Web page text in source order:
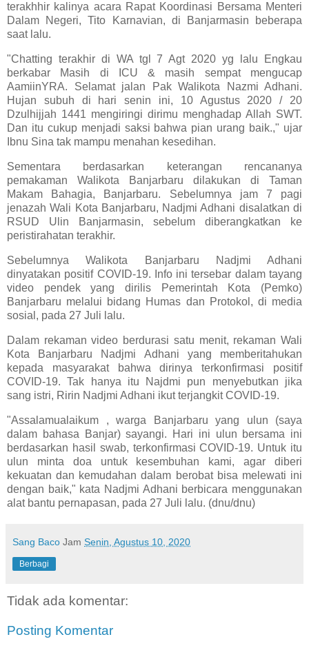
terakhhir kalinya acara Rapat Koordinasi Bersama Menteri
Dalam Negeri, Tito Karnavian, di Banjarmasin beberapa
saat lalu.
"Chatting terakhir di WA tgl 7 Agt 2020 yg lalu Engkau
berkabar Masih di ICU & masih sempat mengucap
AamiinYRA. Selamat jalan Pak Walikota Nazmi Adhani.
Hujan subuh di hari senin ini, 10 Agustus 2020 / 20
Dzulhijjah 1441 mengiringi dirimu menghadap Allah SWT.
Dan itu cukup menjadi saksi bahwa pian urang baik.," ujar
Ibnu Sina tak mampu menahan kesedihan.
Sementara berdasarkan keterangan rencananya
pemakaman Walikota Banjarbaru dilakukan di Taman
Makam Bahagia, Banjarbaru. Sebelumnya jam 7 pagi
jenazah Wali Kota Banjarbaru, Nadjmi Adhani disalatkan di
RSUD Ulin Banjarmasin, sebelum diberangkatkan ke
peristirahatan terakhir.
Sebelumnya Walikota Banjarbaru Nadjmi Adhani
dinyatakan positif COVID-19. Info ini tersebar dalam tayang
video pendek yang dirilis Pemerintah Kota (Pemko)
Banjarbaru melalui bidang Humas dan Protokol, di media
sosial, pada 27 Juli lalu.
Dalam rekaman video berdurasi satu menit, rekaman Wali
Kota Banjarbaru Nadjmi Adhani yang memberitahukan
kepada masyarakat bahwa dirinya terkonfirmasi positif
COVID-19. Tak hanya itu Najdmi pun menyebutkan jika
sang istri, Ririn Nadjmi Adhani ikut terjangkit COVID-19.
"Assalamualaikum , warga Banjarbaru yang ulun (saya
dalam bahasa Banjar) sayangi. Hari ini ulun bersama ini
berdasarkan hasil swab, terkonfirmasi COVID-19. Untuk itu
ulun minta doa untuk kesembuhan kami, agar diberi
kekuatan dan kemudahan dalam berobat bisa melewati ini
dengan baik," kata Nadjmi Adhani berbicara menggunakan
alat bantu pernapasan, pada 27 Juli lalu. (dnu/dnu)
Sang Baco Jam Senin, Agustus 10, 2020
Berbagi
Tidak ada komentar:
Posting Komentar